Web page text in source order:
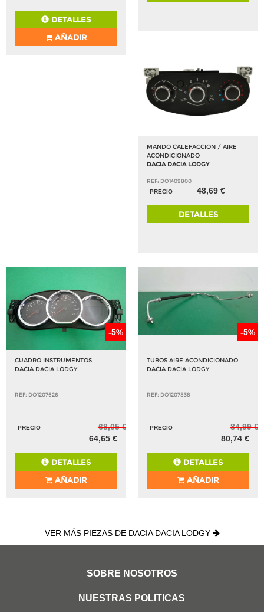
DETALLES
AÑADIR
MANDO CALEFACCION / AIRE
ACONDICIONADO
DACIA DACIA LODGY
REF: DO1409800
PRECIO
48,69 €
DETALLES
-5%
CUADRO INSTRUMENTOS
DACIA DACIA LODGY
REF: DO1207626
PRECIO
68,05 €
64,65 €
DETALLES
AÑADIR
-5%
TUBOS AIRE ACONDICIONADO
DACIA DACIA LODGY
REF: DO1207838
PRECIO
84,99 €
80,74 €
DETALLES
AÑADIR
VER MÁS PIEZAS DE DACIA DACIA LODGY
SOBRE NOSOTROS
NUESTRAS POLITICAS